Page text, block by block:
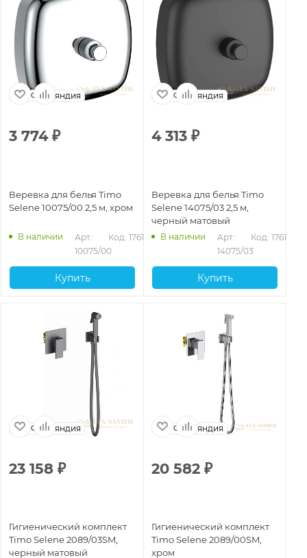
Финляндия
3 774₽
Веревка для белья Timo
Selene 10075/00 2,5 м, хром
В наличии
Арт.:
10075/00
Код: 17617
Купить
Финляндия
4 313 ₽
Веревка для белья Timo
Selene 14075/03 2,5 м,
черный матовый
В наличии
Арт.:
14075/03
Код: 17618
Купить
Финляндия
23 158 ₽
Гигиенический комплект
Timo Selene 2089/03SM,
черный матовый
Финляндия
20 582 ₽
Гигиенический комплект
Timo Selene 2089/00SM,
хром